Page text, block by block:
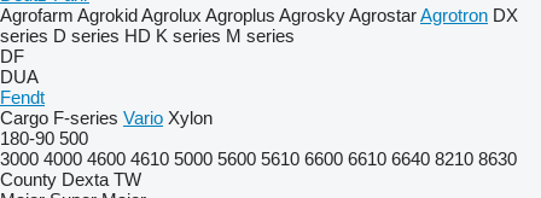
Agrofarm AgrokidAgrolux Agroplus AgroskyAgrostarAgrotron DX
series D series HD K series M series
DF
DUA
Fendt
Cargo F-series Vario Xylon
180-90 500
3000 4000 4600 4610 5000 5600 5610 6600 6610 6640 8210 8630
County Dexta TW